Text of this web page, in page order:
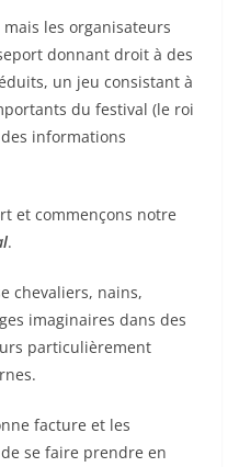
les organisateurs
donnant droit à des
un jeu consistant à
du festival (le roi
informations
et commençons notre
.
chevaliers, nains,
imaginaires dans des
particulièrement
facture et les
se faire prendre en